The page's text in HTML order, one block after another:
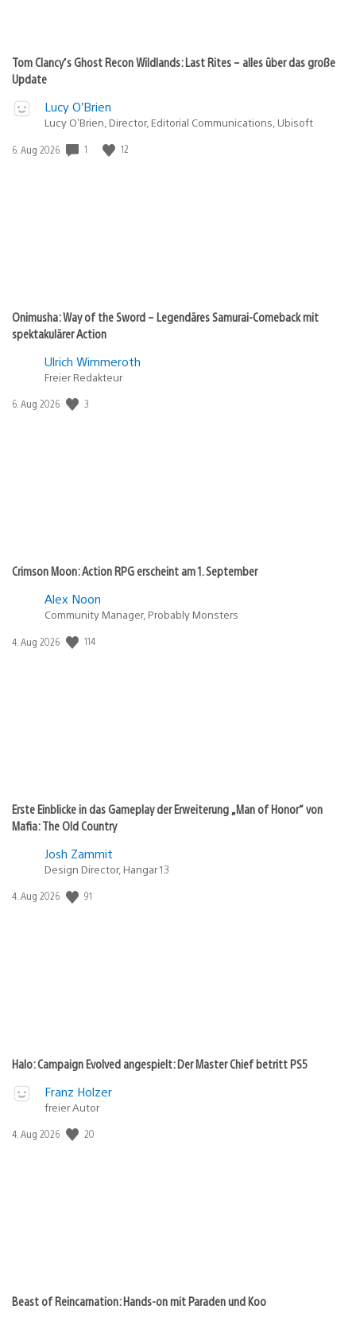
Tom Clancy’s Ghost Recon Wildlands: Last Rites – alles über das große
Update
Lucy O’Brien
Lucy O’Brien, Director, Editorial Communications, Ubisoft
Veröffentlichungsdatum:
6. Aug 2026 1 12
Onimusha: Way of the Sword – Legendäres Samurai-Comeback mit
spektakulärer Action
Ulrich Wimmeroth
Freier Redakteur
Veröffentlichungsdatum:
6. Aug 2026 3
Crimson Moon: Action RPG erscheint am 1. September
Alex Noon
Community Manager, Probably Monsters
Veröffentlichungsdatum:
4. Aug 2026 114
Erste Einblicke in das Gameplay der Erweiterung „Man of Honor“ von
Mafia: The Old Country
Josh Zammit
Design Director, Hangar 13
Veröffentlichungsdatum:
4. Aug 2026 91
Halo: Campaign Evolved angespielt: Der Master Chief betritt PS5
Franz Holzer
freier Autor
Veröffentlichungsdatum:
4. Aug 2026 20
Beast of Reincarnation: Hands-on mit Paraden und Koo